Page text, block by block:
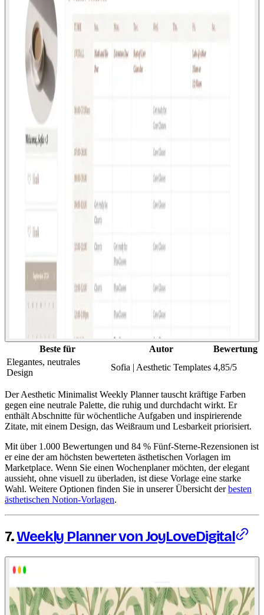
Beste für Autor
Bewertung
Elegantes, neutrales
Design
Sofia | Aesthetic Templates 4,85/5
Der Aesthetic Minimalist Weekly Planner tauscht kräftige Farben
gegen eine neutrale Palette, die ruhig und durchdacht wirkt. Er
enthält Abschnitte für wöchentliche Aufgaben und inspirierende
Zitate, mit einem Design, das Weißraum und Lesbarkeit priorisiert.
Mit über 1.000 Bewertungen und 84 % Fünf-Sterne-Rezensionen ist
er eine der am höchsten bewerteten ästhetischen Vorlagen im
Marketplace. Wenn Sie einen Wochenplaner möchten, der elegant
aussieht, ohne visuell zu überladen, ist diese Vorlage eine starke
Wahl. Weitere Optionen finden Sie in unserer Übersicht derbesten
ästhetischen Notion-Vorlagen.
7.Weekly Planner von JoyLoveDigital